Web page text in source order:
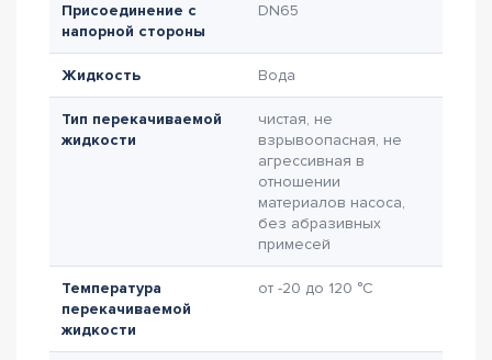
Присоединение с
напорной стороны
DN65
Жидкость Вода
Тип перекачиваемой
жидкости
чистая, не
взрывоопасная, не
агрессивная в
отношении
материалов насоса,
без абразивных
примесей
Температура
перекачиваемой
жидкости
от -20 до 120 °C